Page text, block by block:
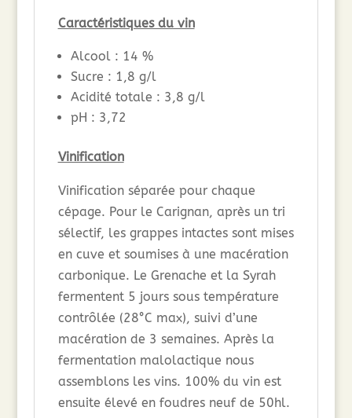
Caractéristiques du vin
Alcool : 14 %
Sucre : 1,8 g/l
Acidité totale : 3,8 g/l
pH : 3,72
Vinification
Vinification séparée pour chaque
cépage. Pour le Carignan, après un tri
sélectif, les grappes intactes sont mises
en cuve et soumises à une macération
carbonique. Le Grenache et la Syrah
fermentent 5 jours sous température
contrôlée (28°C max), suivi d’une
macération de 3 semaines. Après la
fermentation malolactique nous
assemblons les vins. 100% du vin est
ensuite élevé en foudres neuf de 50hl.